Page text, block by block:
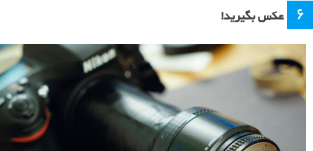
۶ عکس بگیرید!